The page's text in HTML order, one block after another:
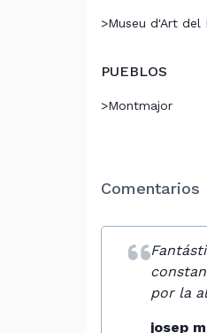
>Museu d'Art del
PUEBLOS
>Montmajor
Comentarios
por la
josep